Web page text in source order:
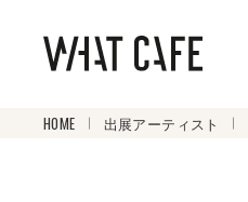
HOME 出展アーティスト